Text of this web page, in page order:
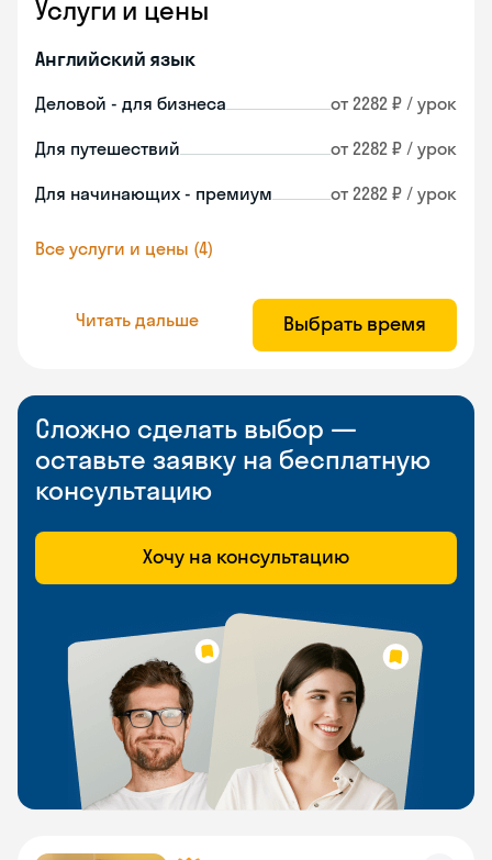
Услуги и цены
Английский язык
Деловой - для бизнеса от 2282 ₽ / урок
Для путешествий от 2282 ₽ / урок
Для начинающих - премиум от 2282 ₽ / урок
Все услуги и цены (4)
Читать дальше Выбрать время
Сложно сделать выбор —
оставьте заявку на бесплатную
консультацию
Хочу на консультацию